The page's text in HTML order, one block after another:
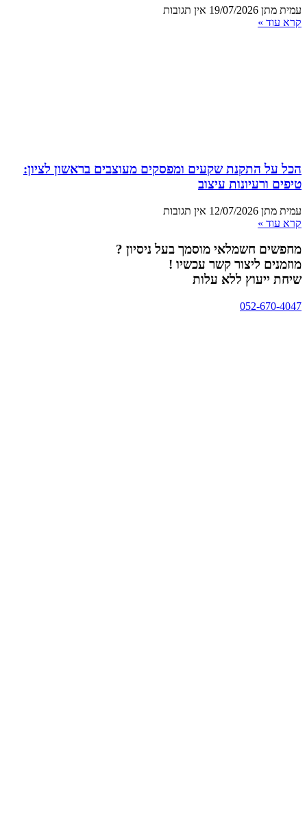
עמית מתן 19/07/2026 אין תגובות
קרא עוד »
הכל על התקנת שקעים ומפסקים מעוצבים בראשון לציון:
טיפים ורעיונות עיצוב
עמית מתן 12/07/2026 אין תגובות
קרא עוד »
מחפשים חשמלאי מוסמך בעל ניסיון ?
מוזמנים ליצור קשר עכשיו !
שיחת ייעוץ ללא עלות
052-670-4047